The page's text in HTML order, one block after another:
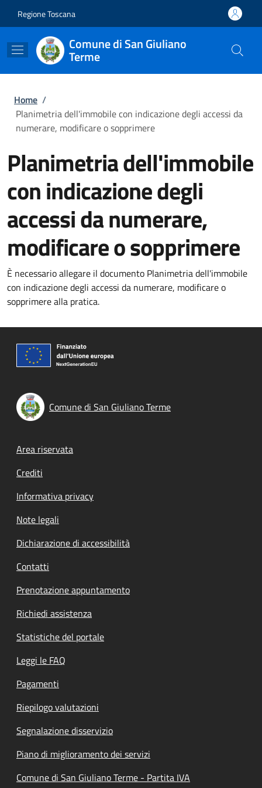
Regione Toscana
Comune di San Giuliano
Terme
Briciole di pane
Home /
Planimetria dell'immobile con indicazione degli accessi da
numerare, modificare o sopprimere
Planimetria dell'immobile
con indicazione degli
accessi da numerare,
modificare o sopprimere
È necessario allegare il documento Planimetria dell'immobile
con indicazione degli accessi da numerare, modificare o
sopprimere alla pratica.
Comune di San Giuliano Terme
Footer menu
Area riservata
Crediti
Informativa privacy
Note legali
Dichiarazione di accessibilità
Contatti
Prenotazione appuntamento
Richiedi assistenza
Statistiche del portale
Leggi le FAQ
Pagamenti
Riepilogo valutazioni
Segnalazione disservizio
Piano di miglioramento dei servizi
Comune di San Giuliano Terme - Partita IVA